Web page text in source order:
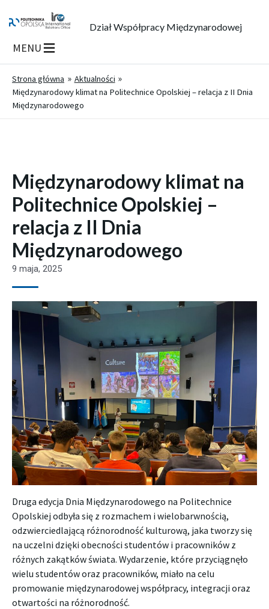
Dział Współpracy Międzynarodowej
MENU
Strona główna
Aktualności
Międzynarodowy klimat na Politechnice Opolskiej – relacja z II Dnia
Międzynarodowego
Międzynarodowy klimat na
Politechnice Opolskiej –
relacja z II Dnia
Międzynarodowego
9 maja, 2025
Druga edycja Dnia Międzynarodowego na Politechnice
Opolskiej odbyła się z rozmachem i wielobarwnością,
odzwierciedlającą różnorodność kulturową, jaka tworzy się
na uczelni dzięki obecności studentów i pracowników z
różnych zakątków świata. Wydarzenie, które przyciągnęło
wielu studentów oraz pracowników, miało na celu
promowanie międzynarodowej współpracy, integracji oraz
otwartości na różnorodność.